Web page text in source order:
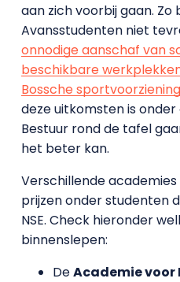
aan zich voorbij gaan. Zo
Avansstudenten niet
onnodige aanschaf van
beschikbare
Bossche
deze uitkomsten is
Bestuur rond de tafel
het beter kan.
Verschillende
prijzen onder studenten
NSE. Check hieronder
binnenslepen:
DeAcademie